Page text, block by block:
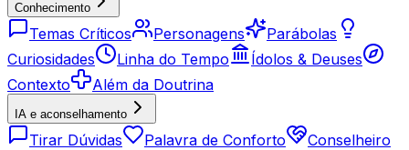
Conhecimento
Temas Críticos Personagens
Parábolas
Curiosidades
Linha do Tempo
Ídolos & Deuses
Contexto
Além da Doutrina
IA e aconselhamento
Tirar Dúvidas Palavra de Conforto
Conselheiro